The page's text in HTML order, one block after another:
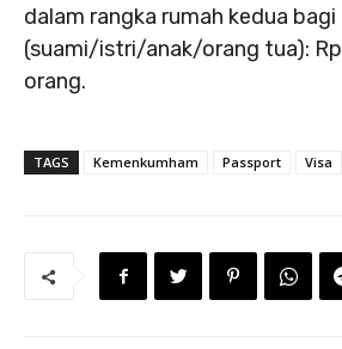
dalam rangka rumah kedua
(suami/istri/anak/orang tua):
orang.
TAGS Kemenkumham Passport Visa